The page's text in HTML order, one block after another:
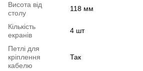
Висота від
столу
118 мм
Кількість
екранів
4 шт
Петлі для
кріплення
кабелю
Так